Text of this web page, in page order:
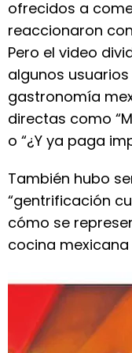
ofrecidos a
reaccionaron
Pero el video
algunos
gastronomía
directas como
o “¿Y ya paga
También hubo
“gentrificación
cómo se
cocina